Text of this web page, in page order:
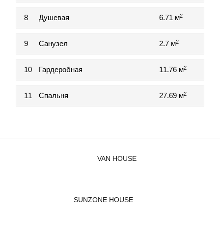
8 Душевая 6.71 м2
9 Санузел 2.7 м2
10 Гардеробная 11.76 м2
11 Спальня 27.69 м2
VAN HOUSE
SUNZONE HOUSE